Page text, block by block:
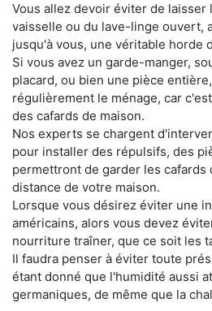
Vous allez devoir éviter de laisser
vaisselle ou du lave-linge ouvert,
jusqu'à vous, une véritable horde
Si vous avez un garde-manger,
placard, ou bien une pièce
régulièrement le ménage, car
des cafards de maison.
Nos experts se chargent
pour installer des répulsifs, des
permettront de garder les cafards
distance de votre maison.
Lorsque vous désirez éviter une
américains, alors vous devez
nourriture traîner, que ce soit les
Il faudra penser à éviter toute
étant donné que l'humidité aussi
germaniques, de même que la